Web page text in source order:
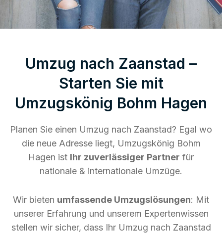
Umzug nach Zaanstad –
Starten Sie mit
Umzugskönig Bohm Hagen
Planen Sie einen Umzug nach Zaanstad? Egal wo
die neue Adresse liegt, Umzugskönig Bohm
Hagen ist Ihr zuverlässiger Partner für
nationale & internationale Umzüge.
Wir bieten umfassende Umzugslösungen: Mit
unserer Erfahrung und unserem Expertenwissen
stellen wir sicher, dass Ihr Umzug nach Zaanstad